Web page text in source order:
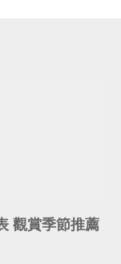
觀賞季節推薦